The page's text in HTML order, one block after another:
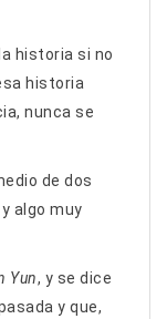
historia si no
historia
nunca se
de dos
algo muy
Yun, y se dice
y que,